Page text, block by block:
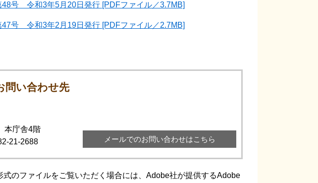
号 令和3年5月20日発行 [PDFファイル／3.7MB]
号 令和3年2月19日発行 [PDFファイル／2.7MB]
問い合わせ先
本庁舎4階
21-2688 メールでのお問い合わせはこちら
式のファイルをご覧いただく場合には、Adobe社が提供するAdobe